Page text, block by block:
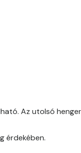
Az utolsó
érdekében.